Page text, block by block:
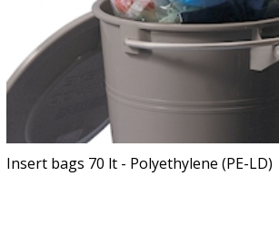
Insert bags 70 lt - Polyethylene (PE-LD)